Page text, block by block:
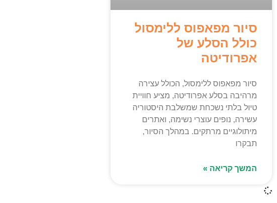
סיור מפאפוס ללימסול
כולל הסלע של
אפרודיטה
סיור מפאפוס ללימסול, הכולל עצירה
מרהיבה בסלע אפרודיטה, מציע חוויית
טיול בלתי נשכחת שמשלבת היסטוריה
עשירה, נופים עוצרי נשימה, ואתרים
מיתולוגיים מרתקים. במהלך הסיור,
תבקרו
המשך קריאה »